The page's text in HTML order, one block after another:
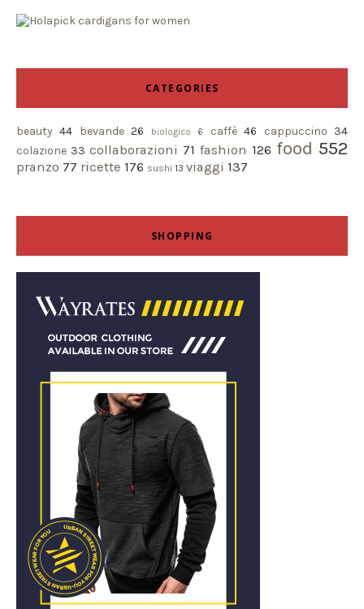
CATEGORIES
beauty 44 bevande 26 biologico 6 caffè 46 cappuccino 34
colazione 33 collaborazioni 71 fashion 126 food 552
pranzo 77 ricette 176 sushi 13 viaggi 137
SHOPPING